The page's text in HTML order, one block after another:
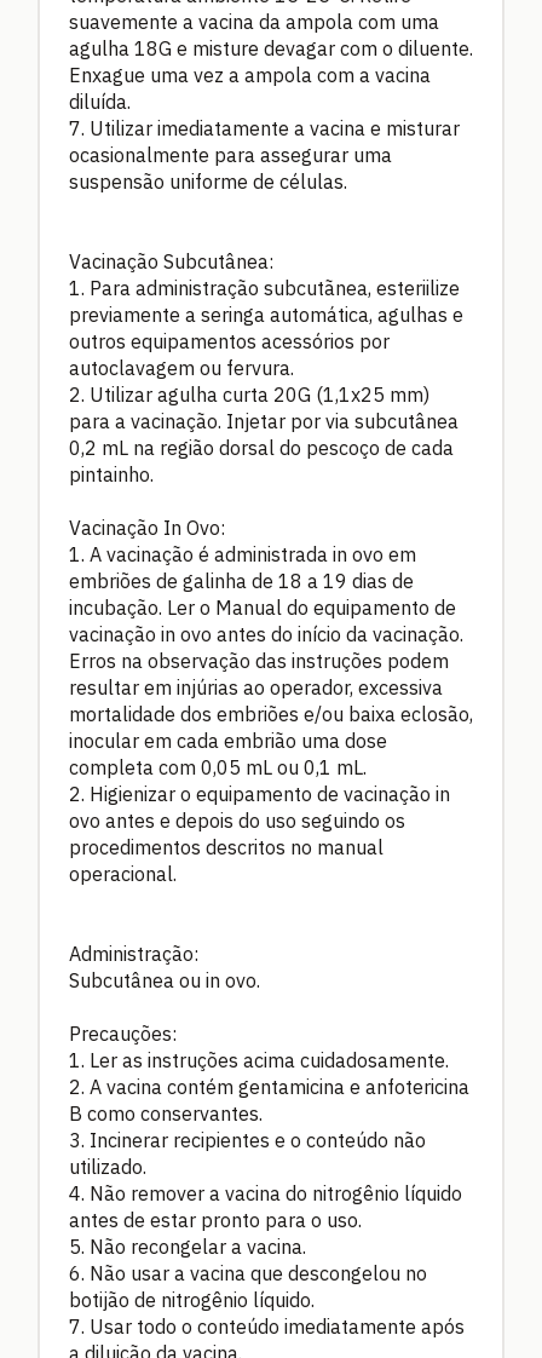
suavemente a vacina da ampola com uma
agulha 18G e misture devagar com o diluente.
Enxague uma vez a ampola com a vacina
diluída.
7. Utilizar imediatamente a vacina e misturar
ocasionalmente para assegurar uma
suspensão uniforme de células.
Vacinação Subcutânea:
1. Para administração subcutãnea, esteriilize
previamente a seringa automática, agulhas e
outros equipamentos acessórios por
autoclavagem ou fervura.
2. Utilizar agulha curta 20G (1,1x25 mm)
para a vacinação. Injetar por via subcutânea
0,2 mL na região dorsal do pescoço de cada
pintainho.
Vacinação In Ovo:
1. A vacinação é administrada in ovo em
embriões de galinha de 18 a 19 dias de
incubação. Ler o Manual do equipamento de
vacinação in ovo antes do início da vacinação.
Erros na observação das instruções podem
resultar em injúrias ao operador, excessiva
mortalidade dos embriões e/ou baixa eclosão,
inocular em cada embrião uma dose
completa com 0,05 mL ou 0,1 mL.
2. Higienizar o equipamento de vacinação in
ovo antes e depois do uso seguindo os
procedimentos descritos no manual
operacional.
Administração:
Subcutânea ou in ovo.
Precauções:
1. Ler as instruções acima cuidadosamente.
2. A vacina contém gentamicina e anfotericina
B como conservantes.
3. Incinerar recipientes e o conteúdo não
utilizado.
4. Não remover a vacina do nitrogênio líquido
antes de estar pronto para o uso.
5. Não recongelar a vacina.
6. Não usar a vacina que descongelou no
botijão de nitrogênio líquido.
7. Usar todo o conteúdo imediatamente após
a diluição da vacina.